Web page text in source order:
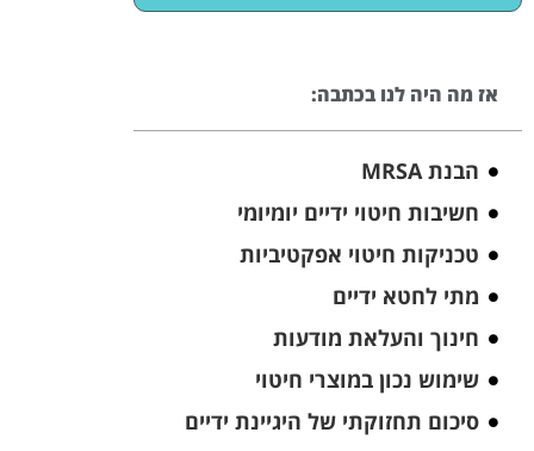
אז מה היה לנו בכתבה:
הבנת MRSA
חשיבות חיטוי ידיים יומיומי
טכניקות חיטוי אפקטיביות
מתי לחטא ידיים
חינוך והעלאת מודעות
שימוש נכון במוצרי חיטוי
סיכום תחזוקתי של היגיינת ידיים